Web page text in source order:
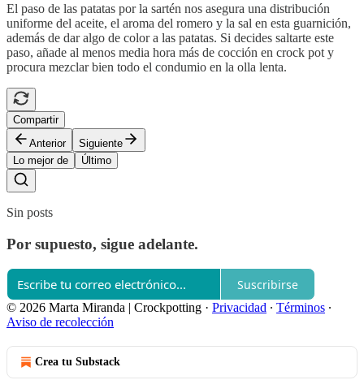
El paso de las patatas por la sartén nos asegura una distribución
uniforme del aceite, el aroma del romero y la sal en esta guarnición,
además de dar algo de color a las patatas. Si decides saltarte este
paso, añade al menos media hora más de cocción en crock pot y
procura mezclar bien todo el condumio en la olla lenta.
Compartir
Anterior
Siguiente
Lo mejor de
Último
Sin posts
Por supuesto, sigue adelante.
Suscribirse
© 2026 Marta Miranda | Crockpotting · Privacidad ∙ Términos ∙
Aviso de recolección
Crea tu Substack